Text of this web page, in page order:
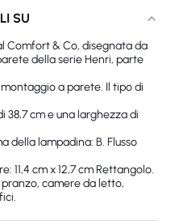
SU
Comfort & Co, disegnata da
della serie Henri, parte
a parete. Il tipo di
38,7 cm e una larghezza di
della lampadina: B. Flusso
11,4 cm x 12,7 cm Rettangolo.
camere da letto,